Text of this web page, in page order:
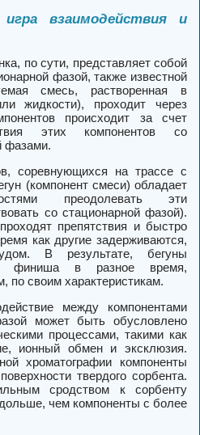
взаимодействия и
по сути, представляет собой
фазой, также известной
смесь, растворенная в
жидкости), проходит через
происходит за счет
этих компонентов со
фазами.
соревнующихся на трассе с
(компонент смеси) обладает
преодолевать эти
со стационарной фазой).
препятствия и быстро
как другие задерживаются,
В результате, бегуны
финиша в разное время,
по своим характеристикам.
между компонентами
может быть обусловлено
процессами, такими как
ионный обмен и эксклюзия.
хроматографии компоненты
твердого сорбента.
сродством к сорбенту
чем компоненты с более